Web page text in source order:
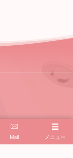
メニュー
Mail